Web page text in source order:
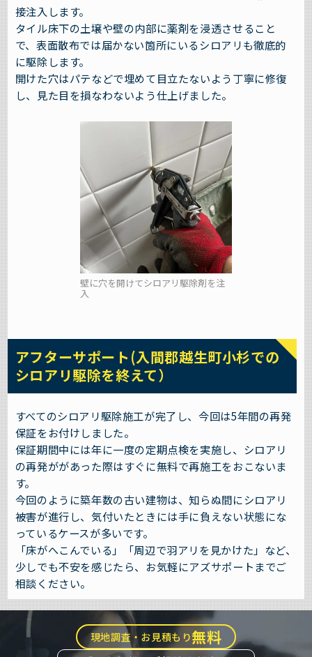
接注入します。
タイル床下の土壌や壁の内部に薬剤を浸透させること
で、表面散布では届かない箇所にいるシロアリも徹底的
に駆除します。
開けた穴はパテなどで埋めて目立たないよう丁寧に修復
し、見た目を損なわないよう仕上げました。
壁に穴を開けてシロアリ駆除剤を注
入
アフターサポート(入間郡越生町小杉での
シロアリ駆除を終えて）
すべてのシロアリ駆除施工が完了し、今回は5年間の再発
保証をお付けしました。
保証期間中には年に一度の定期点検を実施し、シロアリ
の再発ががあった際はすぐに無料で再施工をおこないま
す。
今回のように築年数の古い建物は、知らぬ間にシロアリ
被害が進行し、気付いたときには手に負えない状態にな
っているケースが多いです。
「床がへこんでいる」「周辺で羽アリを見かけた」など、
少しでも不安を感じたら、お気軽にアズサポートまでご
相談ください。
現地調査・お見積もり無料